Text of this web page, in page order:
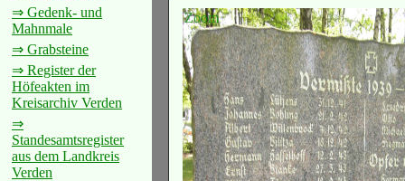
⇒ Gedenk- und
Mahnmale
⇒ Grabsteine
⇒ Register der
Höfeakten im
Kreisarchiv Verden
⇒
Standesamtsregister
aus dem Landkreis
Verden
Zoom